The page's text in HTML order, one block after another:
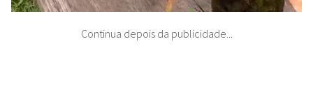
Continua depois da publicidade...